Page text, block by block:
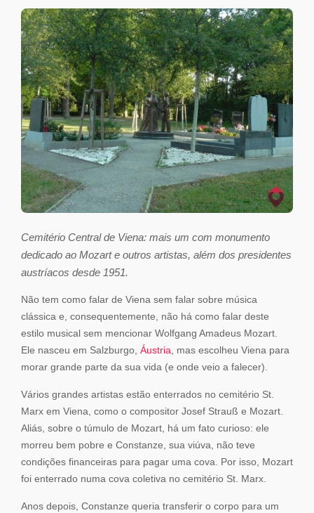
Cemitério Central de Viena: mais um com monumento
dedicado ao Mozart e outros artistas, além dos presidentes
austríacos desde 1951.
Não tem como falar de Viena sem falar sobre música
clássica e, consequentemente, não há como falar deste
estilo musical sem mencionar Wolfgang Amadeus Mozart.
Ele nasceu em Salzburgo, Áustria, mas escolheu Viena para
morar grande parte da sua vida (e onde veio a falecer).
Vários grandes artistas estão enterrados no cemitério St.
Marx em Viena, como o compositor Josef Strauß e Mozart.
Aliás, sobre o túmulo de Mozart, há um fato curioso: ele
morreu bem pobre e Constanze, sua viúva, não teve
condições financeiras para pagar uma cova. Por isso, Mozart
foi enterrado numa cova coletiva no cemitério St. Marx.
Anos depois, Constanze queria transferir o corpo para um